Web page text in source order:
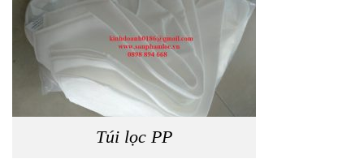
Túi lọc PP